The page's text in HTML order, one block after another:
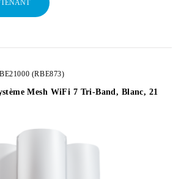
(RBE873)
Mesh WiFi 7 Tri-Band, Blanc, 21